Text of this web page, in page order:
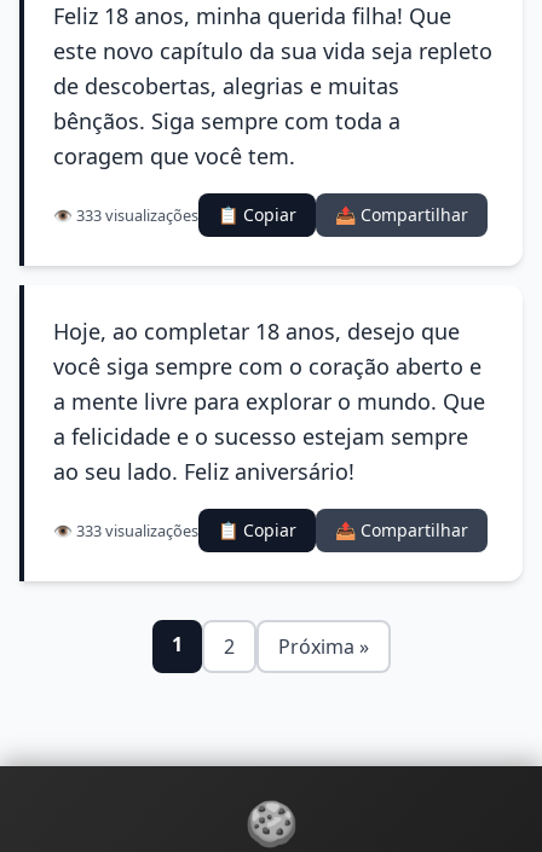
Feliz 18 anos, minha querida filha! Que
este novo capítulo da sua vida seja repleto
de descobertas, alegrias e muitas
bênçãos. Siga sempre com toda a
coragem que você tem.
👁️ 333 visualizações 📋 Copiar 📤 Compartilhar
Hoje, ao completar 18 anos, desejo que
você siga sempre com o coração aberto e
a mente livre para explorar o mundo. Que
a felicidade e o sucesso estejam sempre
ao seu lado. Feliz aniversário!
👁️ 333 visualizações 📋 Copiar 📤 Compartilhar
1 2 Próxima »
🍪